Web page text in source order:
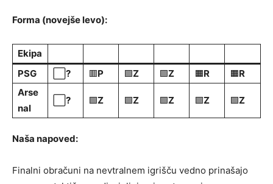
Forma (novejše levo):
Ekipa
PSG
? 🟥P 🟩Z 🟩Z 🟧R 🟧R
Arse
nal
? 🟩Z 🟩Z 🟩Z 🟩Z 🟩Z
Naša napoved:
Finalni obračuni na nevtralnem igrišču vedno prinašajo